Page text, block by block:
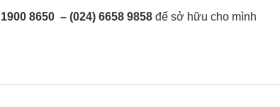
1900 8650 – (024) 6658 9858 để sở hữu cho mình